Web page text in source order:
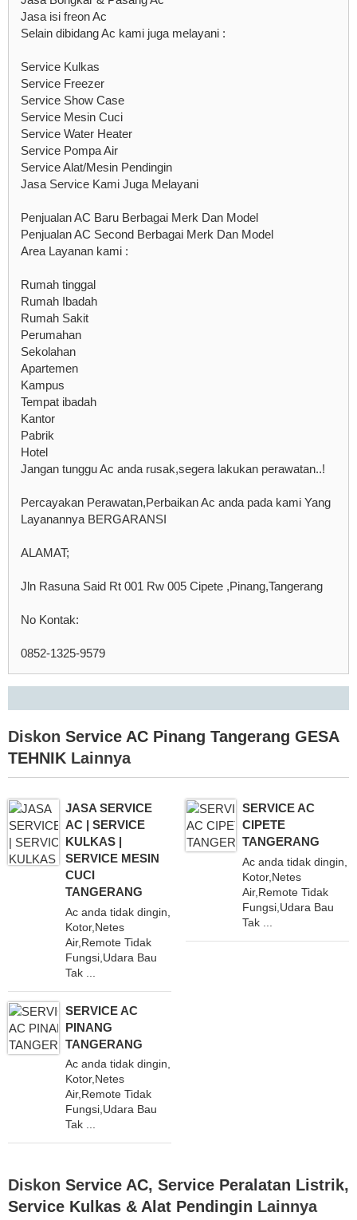
Jasa isi freon Ac
Selain dibidang Ac kami juga melayani :
Service Kulkas
Service Freezer
Service Show Case
Service Mesin Cuci
Service Water Heater
Service Pompa Air
Service Alat/Mesin Pendingin
Jasa Service Kami Juga Melayani
Penjualan AC Baru Berbagai Merk Dan Model
Penjualan AC Second Berbagai Merk Dan Model
Area Layanan kami :
Rumah tinggal
Rumah Ibadah
Rumah Sakit
Perumahan
Sekolahan
Apartemen
Kampus
Tempat ibadah
Kantor
Pabrik
Hotel
Jangan tunggu Ac anda rusak,segera lakukan perawatan..!
Percayakan Perawatan,Perbaikan Ac anda pada kami Yang
Layanannya BERGARANSI
ALAMAT;
Jln Rasuna Said Rt 001 Rw 005 Cipete ,Pinang,Tangerang
No Kontak:
0852-1325-9579
Diskon Service AC Pinang Tangerang GESA
TEHNIK Lainnya
JASA SERVICE
AC | SERVICE
KULKAS |
SERVICE MESIN
CUCI
TANGERANG
Ac anda tidak dingin,
Kotor,Netes
Air,Remote Tidak
Fungsi,Udara Bau
Tak ...
SERVICE AC
CIPETE
TANGERANG
Ac anda tidak dingin,
Kotor,Netes
Air,Remote Tidak
Fungsi,Udara Bau
Tak ...
SERVICE AC
PINANG
TANGERANG
Ac anda tidak dingin,
Kotor,Netes
Air,Remote Tidak
Fungsi,Udara Bau
Tak ...
Diskon Service AC, Service Peralatan Listrik,
Service Kulkas & Alat Pendingin Lainnya